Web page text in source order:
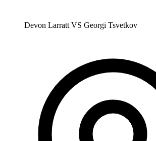
Devon Larratt VS Georgi Tsvetkov